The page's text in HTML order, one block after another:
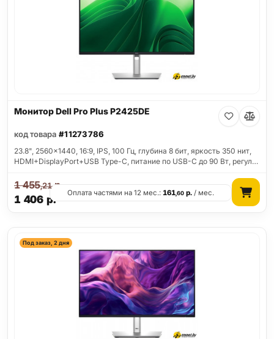
Монитор Dell Pro Plus P2425DE
код товара #11273786
23.8", 2560x1440, 16:9, IPS, 100 Гц, глубина 8 бит, яркость 350 нит,
HDMI+DisplayPort+USB Type-C, питание по USB-C до 90 Вт, регул…
1 406 р.
1 455,21р.
Оплата частями на 12 мес.:161,60 р. / мес.
Под заказ, 2 дня